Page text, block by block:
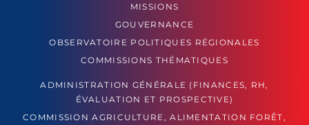
MISSIONS
GOUVERNANCE
OBSERVATOIRE POLITIQUES RÉGIONALES
COMMISSIONS THÉMATIQUES
ADMINISTRATION GÉNÉRALE (FINANCES, RH,
ÉVALUATION ET PROSPECTIVE)
COMMISSION AGRICULTURE, ALIMENTATION FORÊT,